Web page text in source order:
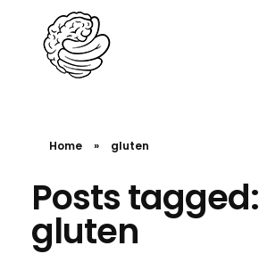
Home » gluten
Posts tagged:
gluten